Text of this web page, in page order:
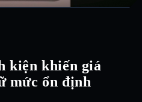
kiện khiến giá
mức ổn định